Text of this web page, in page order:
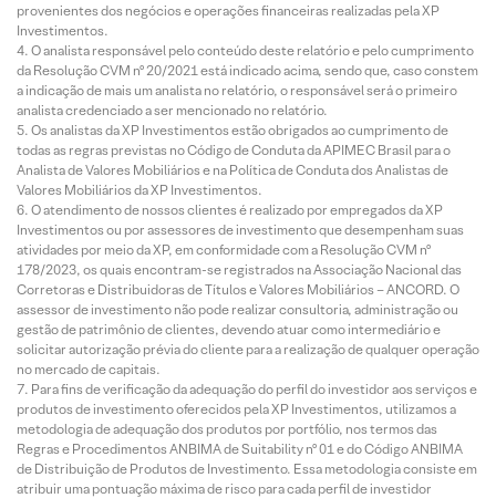
provenientes dos negócios e operações financeiras realizadas pela XP
Investimentos.
O analista responsável pelo conteúdo deste relatório e pelo cumprimento
da Resolução CVM nº 20/2021 está indicado acima, sendo que, caso constem
a indicação de mais um analista no relatório, o responsável será o primeiro
analista credenciado a ser mencionado no relatório.
Os analistas da XP Investimentos estão obrigados ao cumprimento de
todas as regras previstas no Código de Conduta da APIMEC Brasil para o
Analista de Valores Mobiliários e na Política de Conduta dos Analistas de
Valores Mobiliários da XP Investimentos.
O atendimento de nossos clientes é realizado por empregados da XP
Investimentos ou por assessores de investimento que desempenham suas
atividades por meio da XP, em conformidade com a Resolução CVM nº
178/2023, os quais encontram-se registrados na Associação Nacional das
Corretoras e Distribuidoras de Títulos e Valores Mobiliários – ANCORD. O
assessor de investimento não pode realizar consultoria, administração ou
gestão de patrimônio de clientes, devendo atuar como intermediário e
solicitar autorização prévia do cliente para a realização de qualquer operação
no mercado de capitais.
Para fins de verificação da adequação do perfil do investidor aos serviços e
produtos de investimento oferecidos pela XP Investimentos, utilizamos a
metodologia de adequação dos produtos por portfólio, nos termos das
Regras e Procedimentos ANBIMA de Suitability nº 01 e do Código ANBIMA
de Distribuição de Produtos de Investimento. Essa metodologia consiste em
atribuir uma pontuação máxima de risco para cada perfil de investidor